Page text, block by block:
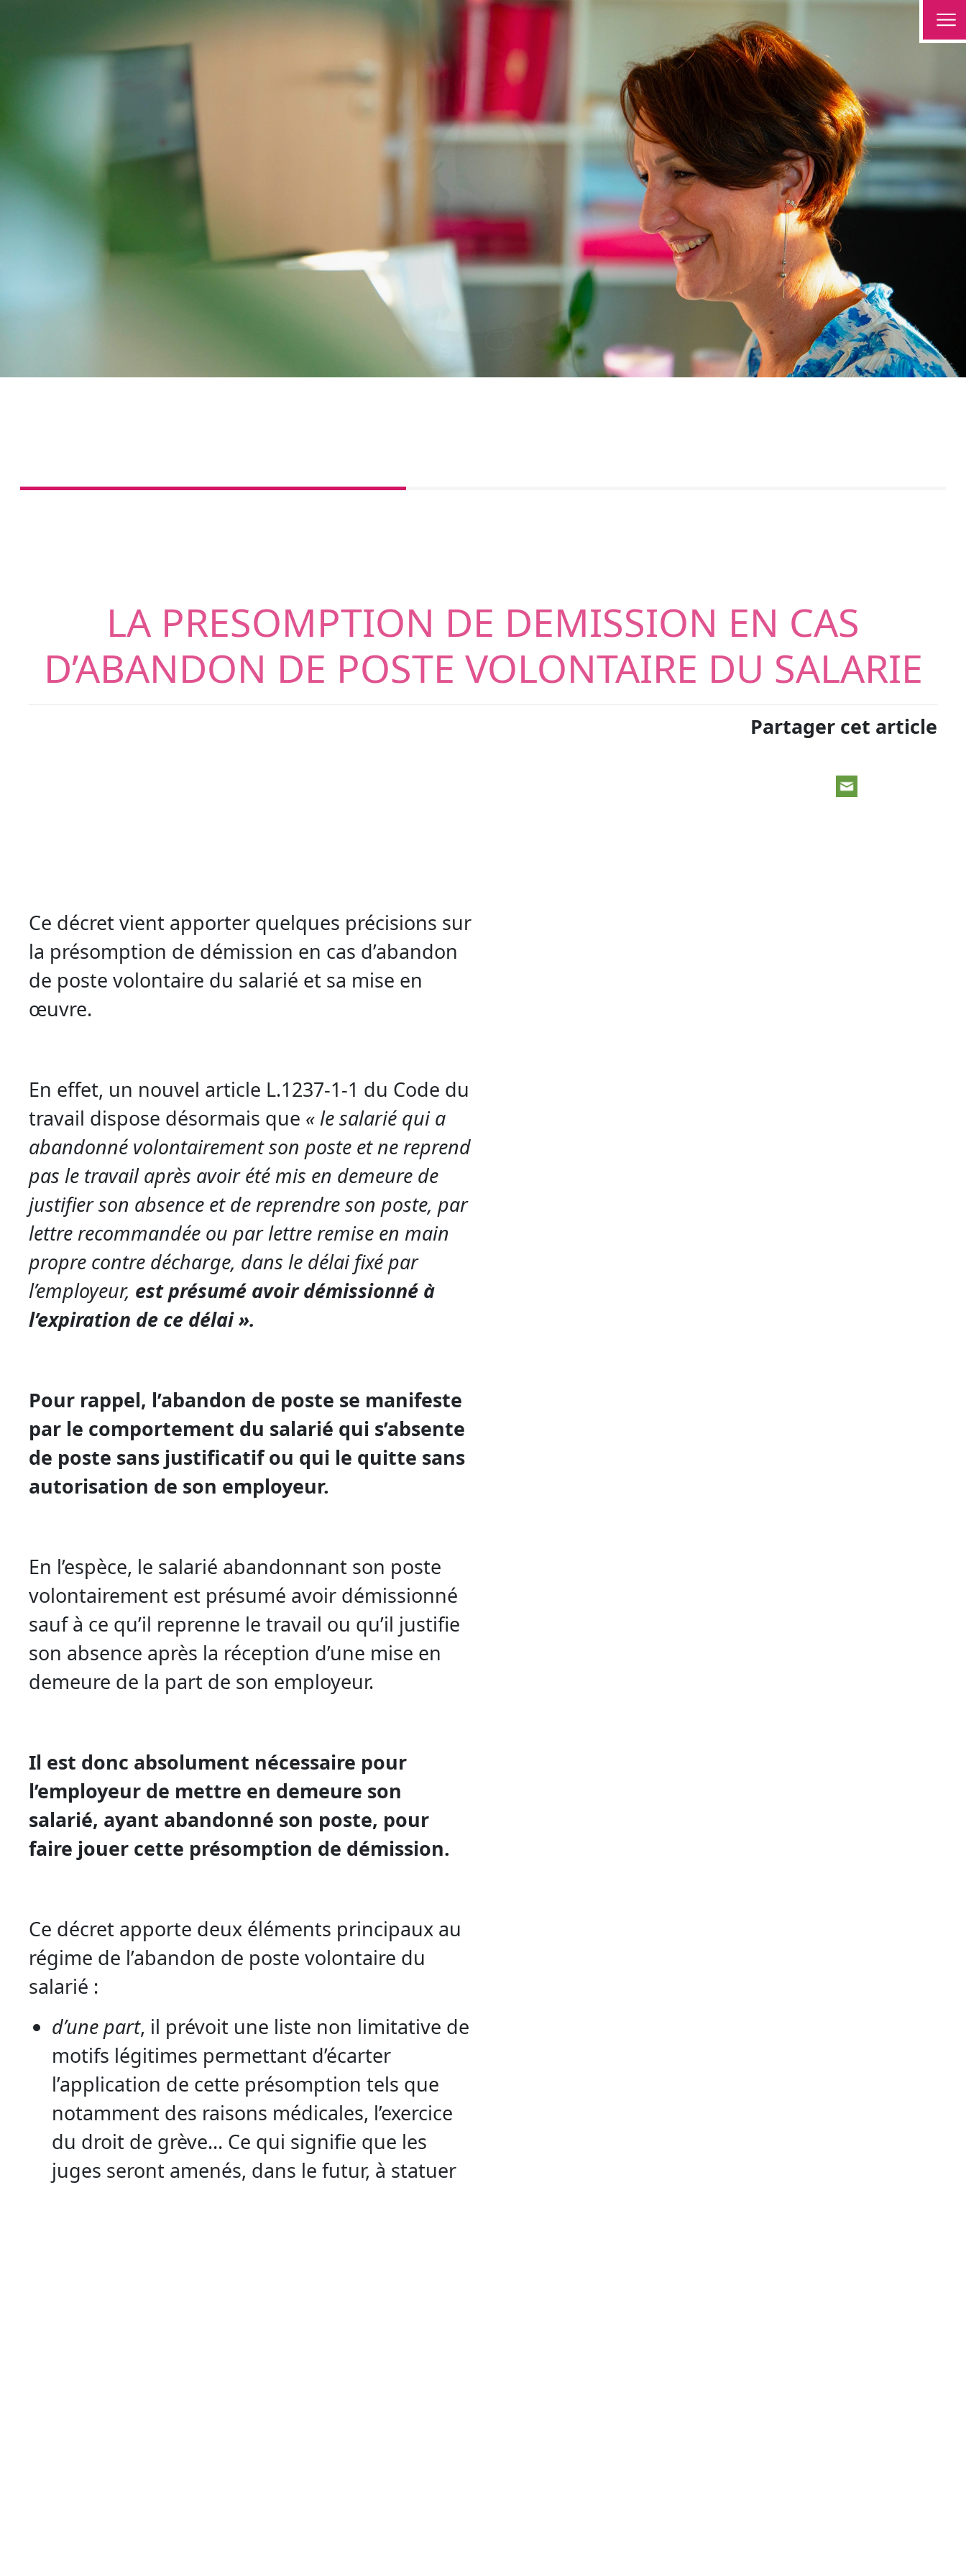
LA PRESOMPTION DE DEMISSION EN CAS
D’ABANDON DE POSTE VOLONTAIRE DU SALARIE
Partager cet article
Ce décret vient apporter quelques précisions sur
la présomption de démission en cas d’abandon
de poste volontaire du salarié et sa mise en
œuvre.
En effet, un nouvel article L.1237-1-1 du Code du
travail dispose désormais que «le salarié qui a
abandonné volontairement son poste et ne reprend
pas le travail après avoir été mis en demeure de
justifier son absence et de reprendre son poste, par
lettre recommandée ou par lettre remise en main
propre contre décharge, dans le délai fixé par
l’employeur, est présumé avoir démissionné à
l’expiration de ce délai ».
Pour rappel, l’abandon de poste se manifeste
par le comportement du salarié qui s’absente
de poste sans justificatif ou qui le quitte sans
autorisation de son employeur.
En l’espèce, le salarié abandonnant son poste
volontairement est présumé avoir démissionné
sauf à ce qu’il reprenne le travail ou qu’il justifie
son absence après la réception d’une mise en
demeure de la part de son employeur.
Il est donc absolument nécessaire pour
l’employeur de mettre en demeure son
salarié, ayant abandonné son poste, pour
faire jouer cette présomption de démission.
Ce décret apporte deux éléments principaux au
régime de l’abandon de poste volontaire du
salarié :
d’une part, il prévoit une liste non limitative de
motifs légitimes permettant d’écarter
l’application de cette présomption tels que
notamment des raisons médicales, l’exercice
du droit de grève… Ce qui signifie que les
juges seront amenés, dans le futur, à statuer